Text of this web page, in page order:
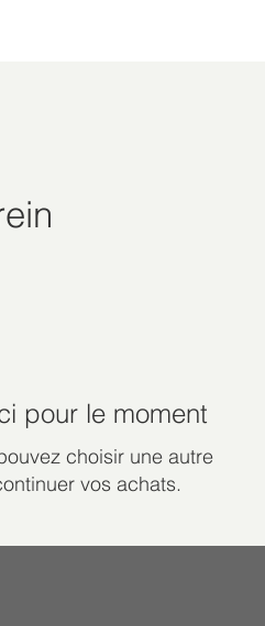
pour le moment
choisir une autre
vos achats.